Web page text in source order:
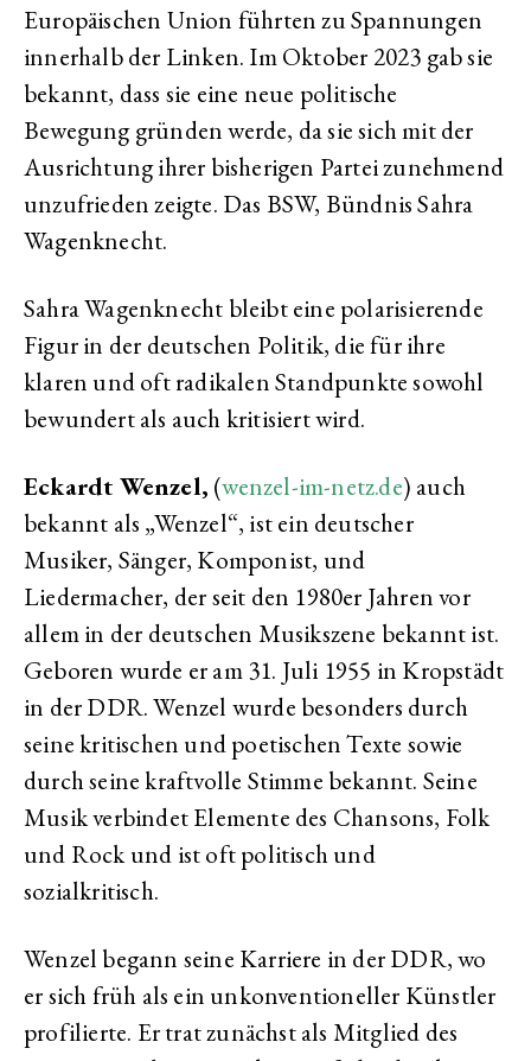
Europäischen Union führten zu Spannungen
innerhalb der Linken. Im Oktober 2023 gab sie
bekannt, dass sie eine neue politische
Bewegung gründen werde, da sie sich mit der
Ausrichtung ihrer bisherigen Partei zunehmend
unzufrieden zeigte. Das BSW, Bündnis Sahra
Wagenknecht.
Sahra Wagenknecht bleibt eine polarisierende
Figur in der deutschen Politik, die für ihre
klaren und oft radikalen Standpunkte sowohl
bewundert als auch kritisiert wird.
Eckardt Wenzel, (wenzel-im-netz.de) auch
bekannt als „Wenzel“, ist ein deutscher
Musiker, Sänger, Komponist, und
Liedermacher, der seit den 1980er Jahren vor
allem in der deutschen Musikszene bekannt ist.
Geboren wurde er am 31. Juli 1955 in Kropstädt
in der DDR. Wenzel wurde besonders durch
seine kritischen und poetischen Texte sowie
durch seine kraftvolle Stimme bekannt. Seine
Musik verbindet Elemente des Chansons, Folk
und Rock und ist oft politisch und
sozialkritisch.
Wenzel begann seine Karriere in der DDR, wo
er sich früh als ein unkonventioneller Künstler
profilierte. Er trat zunächst als Mitglied des